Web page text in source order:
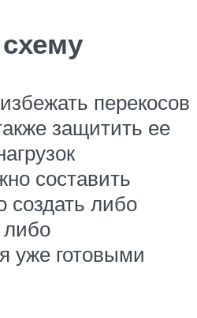
перекосов
защитить ее
составить
создать либо
уже готовыми